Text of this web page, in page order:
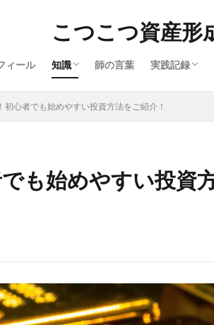
こつこつ資産形
ィール 知識
全体
株式
投資信託
債券
不動産
コモディティ
起業副業
健康
書籍紹介
師の言葉 実践記録
株式
投資信託
債券
不動産
コモディテ
起業副業
その他
失敗と反省
初心者でも始めやすい投資方法をご紹介！
も始めやすい投資